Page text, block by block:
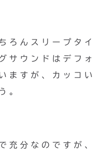
ろんスリープタイ
サウンドはデフォ
ますが、カッコい
。
充分なのですが、